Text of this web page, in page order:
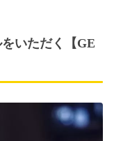
いただく【GE